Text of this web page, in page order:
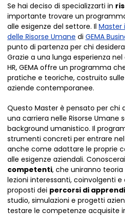
Se hai deciso di specializzarti in
importante trovare un
alle esigenze del settore. Il Master
delle Risorse Umane di GEMA
punto di partenza per chi
Grazie a una lunga esperienza
HR, GEMA offre un programma
pratiche e teoriche, costruito
aziende contemporanee.
Questo Master è pensato per chi
una carriera nelle Risorse Umane
background umanistico. Il
strumenti concreti per entrare nel
anche come adattare le proprie
alle esigenze aziendali. Conoscerai
competenti, che uniranno
lezioni interessanti, coinvolgenti
proposti dei percorsi di
studio, simulazioni e progetti
testare le competenze acquisite